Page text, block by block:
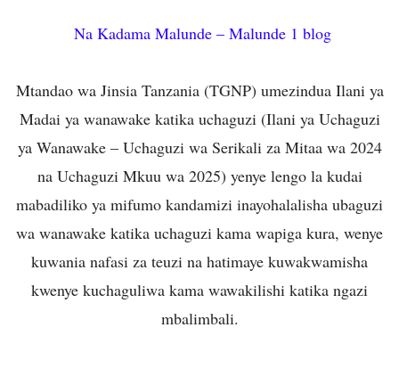
Na Kadama Malunde – Malunde 1 blog
Mtandao wa Jinsia Tanzania (TGNP) umezindua Ilani ya
Madai ya wanawake katika uchaguzi (Ilani ya Uchaguzi
ya Wanawake – Uchaguzi wa Serikali za Mitaa wa 2024
na Uchaguzi Mkuu wa 2025) yenye lengo la kudai
mabadiliko ya mifumo kandamizi inayohalalisha ubaguzi
wa wanawake katika uchaguzi kama wapiga kura, wenye
kuwania nafasi za teuzi na hatimaye kuwakwamisha
kwenye kuchaguliwa kama wawakilishi katika ngazi
mbalimbali.